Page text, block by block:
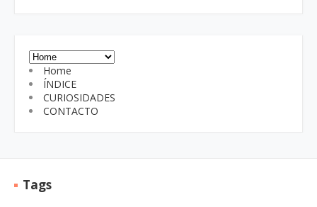
Home
ÍNDICE
CURIOSIDADES
CONTACTO
Tags